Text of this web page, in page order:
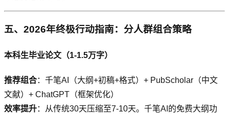
五、2026年终极行动指南：分人群组合策略
本科生毕业论文（1-1.5万字）
推荐组合：千笔AI（大纲+初稿+格式）+ PubScholar（中文
文献）+ ChatGPT（框架优化）
效率提升：从传统30天压缩至7-10天。千笔AI的免费大纲功